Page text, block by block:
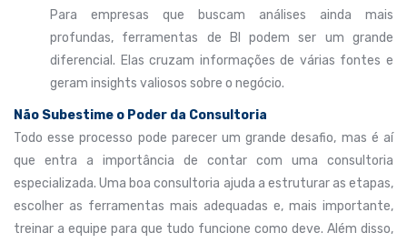
Para empresas que buscam análises ainda mais
profundas, ferramentas de BI podem ser um grande
diferencial. Elas cruzam informações de várias fontes e
geram insights valiosos sobre o negócio.
Não Subestime o Poder da Consultoria
Todo esse processo pode parecer um grande desafio, mas é aí
que entra a importância de contar com uma consultoria
especializada. Uma boa consultoria ajuda a estruturar as etapas,
escolher as ferramentas mais adequadas e, mais importante,
treinar a equipe para que tudo funcione como deve. Além disso,